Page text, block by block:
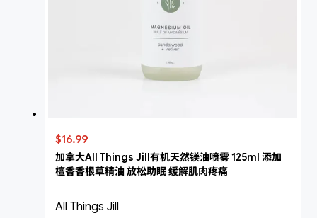
$16.99
加拿大All Things Jill有机天然镁油喷雾 125ml 添加
檀香香根草精油 放松助眠 缓解肌肉疼痛
All Things Jill